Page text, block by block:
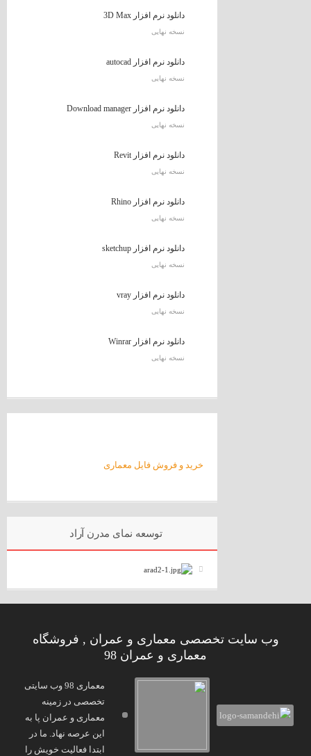
دانلود نرم افزار 3D Max
نسخه نهایی
دانلود نرم افزار autocad
نسخه نهایی
دانلود نرم افزار Download manager
نسخه نهایی
دانلود نرم افزار Revit
نسخه نهایی
دانلود نرم افزار Rhino
نسخه نهایی
دانلود نرم افزار sketchup
نسخه نهایی
دانلود نرم افزار vray
نسخه نهایی
دانلود نرم افزار Winrar
نسخه نهایی
خرید و فروش فایل معماری
توسعه نمای مدرن آراد
وب سایت تخصصی معماری و عمران , فروشگاه
معماری و عمران 98
معماری 98 وب سایتی
تخصصی در زمینه
معماری و عمران پا به
این عرصه نهاد. ما در
ابتدا فعالیت خویش را